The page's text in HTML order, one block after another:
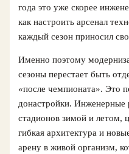
года это уже скорее
как настроить арсенал
каждый сезон приносил
Именно поэтому
сезоны перестает быть
«после чемпионата». Это
донастройки.
стадионов зимой и летом,
гибкая архитектура и
арену в живой организм,